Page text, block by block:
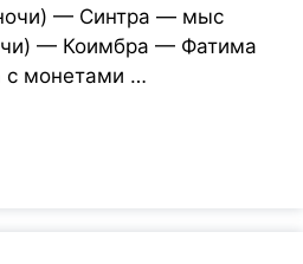
— Синтра — мыс
— Коимбра — Фатима
монетами …